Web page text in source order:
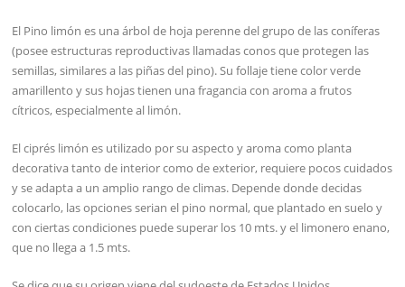
El Pino limón es una árbol de hoja perenne del grupo de las coníferas
(posee estructuras reproductivas llamadas conos que protegen las
semillas, similares a las piñas del pino). Su follaje tiene color verde
amarillento y sus hojas tienen una fragancia con aroma a frutos
cítricos, especialmente al limón.
El ciprés limón es utilizado por su aspecto y aroma como planta
decorativa tanto de interior como de exterior, requiere pocos cuidados
y se adapta a un amplio rango de climas. Depende donde decidas
colocarlo, las opciones serian el pino normal, que plantado en suelo y
con ciertas condiciones puede superar los 10 mts. y el limonero enano,
que no llega a 1.5 mts.